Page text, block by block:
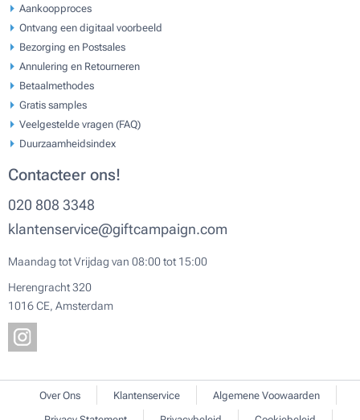
Aankoopproces
Ontvang een digitaal voorbeeld
Bezorging en Postsales
Annulering en Retourneren
Betaalmethodes
Gratis samples
Veelgestelde vragen (FAQ)
Duurzaamheidsindex
Contacteer ons!
020 808 3348
klantenservice@giftcampaign.com
Maandag tot Vrijdag van 08:00 tot 15:00
Herengracht 320
1016 CE, Amsterdam
Over Ons Klantenservice
Algemene Voowaarden